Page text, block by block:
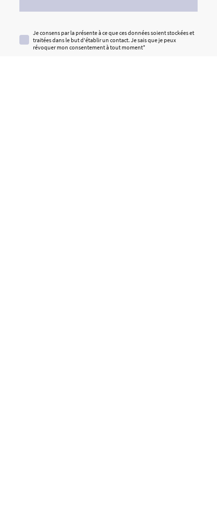
Je consens par la présente à ce que ces données soient stockées et
traitées dans le but d'établir un contact. Je sais que je peux
révoquer mon consentement à tout moment*